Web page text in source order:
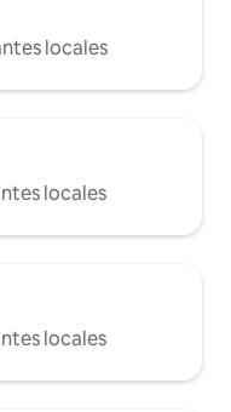
locales
locales
locales